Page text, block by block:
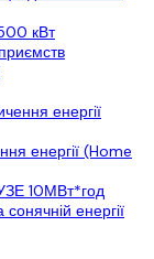
кВт
енергії
енергії (Home
10МВт*год
енергії